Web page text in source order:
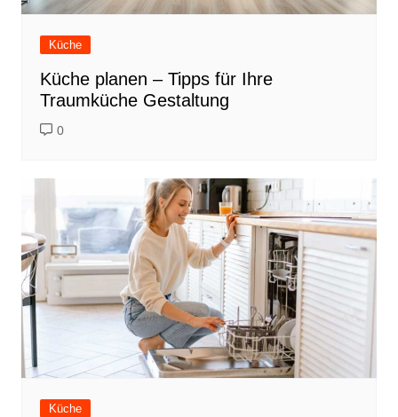
Küche
Küche planen – Tipps für Ihre
Traumküche Gestaltung
0
Küche